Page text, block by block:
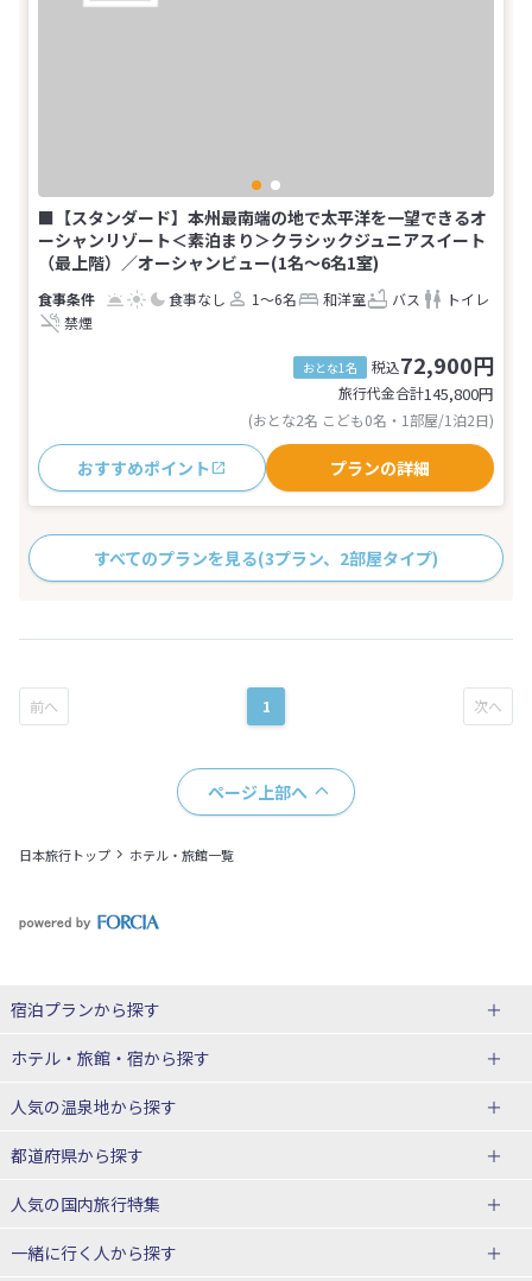
■【スタンダード】本州最南端の地で太平洋を一望できるオ
ーシャンリゾート＜素泊まり＞クラシックジュニアスイート
（最上階）／オーシャンビュー(1名～6名1室)
食事なし 1～6名 和洋室 バス
トイレ
禁煙
おとな1名 税込72,900円
旅行代金合計145,800円
(おとな2名 こども0名・1部屋/1泊2日)
おすすめポイント プランの詳細
すべてのプランを見る(3プラン、2部屋タイプ)
1
ページ上部へ
日本旅行トップ ホテル・旅館一覧
宿泊プランから探す
北海道
東北
青森県
宮城県
山形県
ホテル・旅館・宿から探す
北海道ホテル・旅館
青森県ホテル・旅館
宮城県ホテル・旅館
人気の温泉地から探す
北海道
湯の川温泉(北海道)
十勝川温泉(北海道)
都道府県から探す
北海道旅行・ツアー
人気の国内旅行特集
東京ディズニーリゾート®への旅
ユニバーサル・スタジオ・ジャパ
一緒に行く人から探す